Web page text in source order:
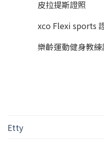
皮拉提斯證照
xco Flexi sports
樂齡運動健身教練
Etty